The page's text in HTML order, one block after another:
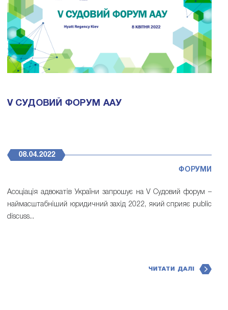
V СУДОВИЙ ФОРУМ ААУ
08.04.2022
ФОРУМИ
Асоціація адвокатів України запрошує на V Судовий форум –
наймасштабніший юридичний захід 2022, який сприяє public
discuss...
ЧИТАТИ ДАЛІ